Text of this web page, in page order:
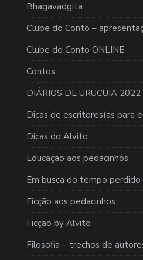
Bhagavadgita
Clube do Conto –
Clube do Conto ONLINE
Contos
DIÁRIOS DE URUCUIA 2022
Dicas de escritores(as para
Dicas do Alvito
Educação aos pedacinhos
Em busca do tempo
Ficção aos pedacinhos
Ficção by Alvito
Filosofia – trechos de